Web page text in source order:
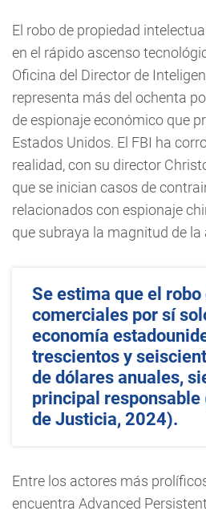
El robo de propiedad
en el rápido ascenso
Oficina del Director de
representa más del ochenta
de espionaje económico que
Estados Unidos. El FBI ha
realidad, con su director
que se inician casos de
relacionados con espionaje
que subraya la magnitud de la
Se estima que el
comerciales por sí
economía
trescientos y
de dólares anuales,
principal
de Justicia, 2024).
Entre los actores más
encuentra Advanced